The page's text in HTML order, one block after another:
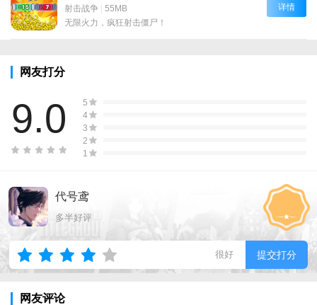
射击战争 | 55MB
无限火力，疯狂射击僵尸！
详情
网友打分
9.0
5
4
3
2
1
代号鸢
多半好评
很好 提交打分
网友评论